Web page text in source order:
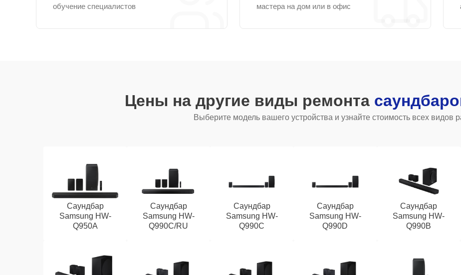
обучение специалистов
мастера на дом или в офис
Цены на другие виды ремонта
Выберите модель вашего устройства и узнайте стоимость всех видов
Саундбар
Samsung HW-
Q950A
Саундбар
Samsung HW-
Q990C/RU
Саундбар
Samsung HW-
Q990C
Саундбар
Samsung HW-
Q990D
Саундбар
Samsung HW-
Q990B